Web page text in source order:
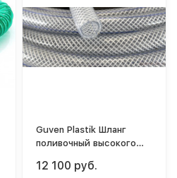
Guven Plastik Шланг
поливочный высокого
1"1/2х50м
12 100 руб.